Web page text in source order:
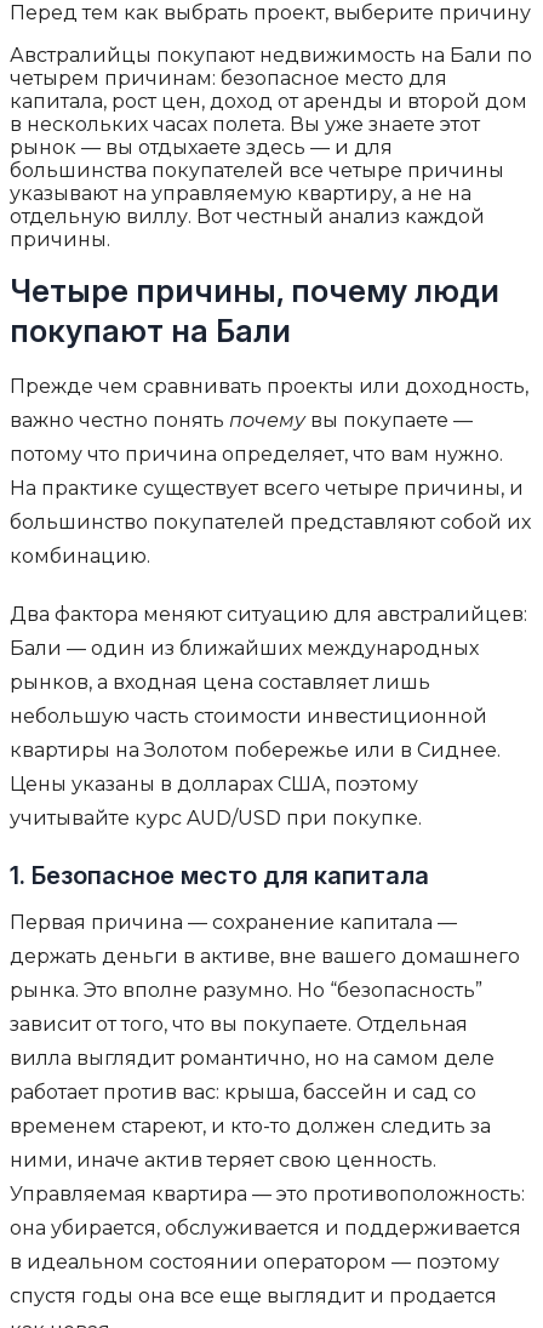
Перед тем как выбрать проект, выберите причину
Австралийцы покупают недвижимость на Бали по
четырем причинам: безопасное место для
капитала, рост цен, доход от аренды и второй дом
в нескольких часах полета. Вы уже знаете этот
рынок — вы отдыхаете здесь — и для
большинства покупателей все четыре причины
указывают на управляемую квартиру, а не на
отдельную виллу. Вот честный анализ каждой
причины.
Четыре причины, почему люди
покупают на Бали
Прежде чем сравнивать проекты или доходность,
важно честно понять почемувы покупаете —
потому что причина определяет, что вам нужно.
На практике существует всего четыре причины, и
большинство покупателей представляют собой их
комбинацию.
Два фактора меняют ситуацию для австралийцев:
Бали — один из ближайших международных
рынков, а входная цена составляет лишь
небольшую часть стоимости инвестиционной
квартиры на Золотом побережье или в Сиднее.
Цены указаны в долларах США, поэтому
учитывайте курс AUD/USD при покупке.
1. Безопасное место для капитала
Первая причина — сохранение капитала —
держать деньги в активе, вне вашего домашнего
рынка. Это вполне разумно. Но “безопасность”
зависит от того, что вы покупаете. Отдельная
вилла выглядит романтично, но на самом деле
работает против вас: крыша, бассейн и сад со
временем стареют, и кто-то должен следить за
ними, иначе актив теряет свою ценность.
Управляемая квартира — это противоположность:
она убирается, обслуживается и поддерживается
в идеальном состоянии оператором — поэтому
спустя годы она все еще выглядит и продается